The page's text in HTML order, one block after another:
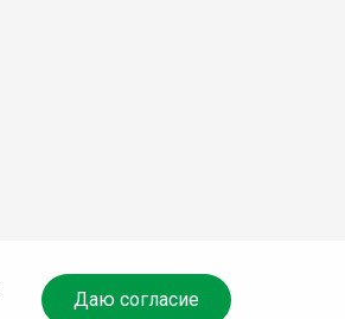
Даю согласие